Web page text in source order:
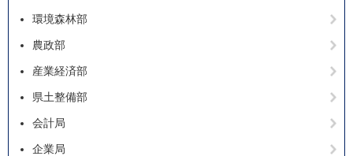
環境森林部
農政部
産業経済部
県土整備部
会計局
企業局